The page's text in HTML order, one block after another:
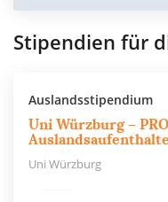
Stipendien für
Auslandsstipendium
Uni Würzburg –
Auslandsaufenthalte
Uni Würzburg